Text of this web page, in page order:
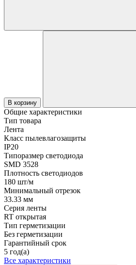
В корзину
Общие характеристики
Тип товара
Лента
Класс пылевлагозащиты
IP20
Типоразмер светодиода
SMD 3528
Плотность светодиодов
180 шт/м
Минимальный отрезок
33.33 мм
Серия ленты
RT открытая
Тип герметизации
Без герметизации
Гарантийный срок
5 год(а)
Все характеристики